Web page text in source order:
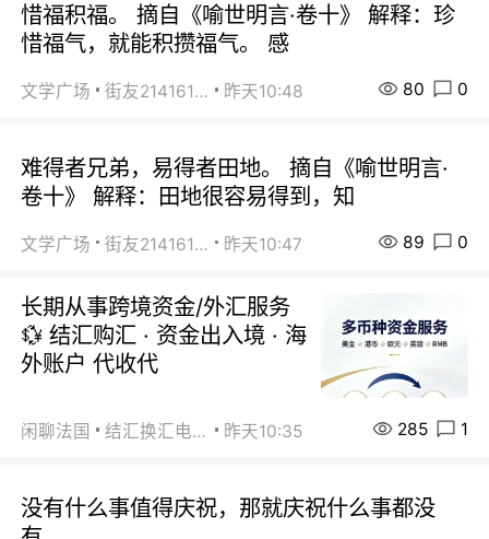
惜福积福。 摘自《喻世明言·卷十》 解释：珍
惜福气，就能积攒福气。 感
文学广场 街友21416156 昨天10:48 80 0
难得者兄弟，易得者田地。 摘自《喻世明言·
卷十》 解释：田地很容易得到，知
文学广场 街友21416156 昨天10:47 89 0
长期从事跨境资金/外汇服务
💱 结汇购汇 · 资金出入境 · 海
外账户 代收代
闲聊法国 结汇换汇电汇 昨天10:35 285 1
没有什么事值得庆祝，那就庆祝什么事都没